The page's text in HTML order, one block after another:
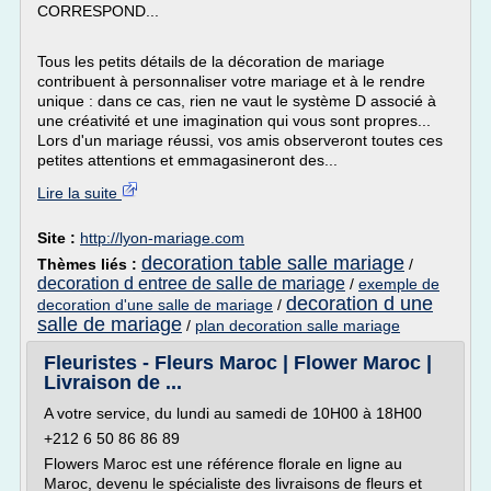
CORRESPOND...
Tous les petits détails de la décoration de mariage
contribuent à personnaliser votre mariage et à le rendre
unique : dans ce cas, rien ne vaut le système D associé à
une créativité et une imagination qui vous sont propres...
Lors d'un mariage réussi, vos amis observeront toutes ces
petites attentions et emmagasineront des...
Lire la suite
Site : http://lyon-mariage.com
Thèmes liés : decoration table salle mariage /
decoration d entree de salle de mariage / exemple de
decoration d'une salle de mariage / decoration d une
salle de mariage / plan decoration salle mariage
Fleuristes - Fleurs Maroc | Flower Maroc |
Livraison de ...
A votre service, du lundi au samedi de 10H00 à 18H00
+212 6 50 86 86 89
Flowers Maroc est une référence florale en ligne au
Maroc, devenu le spécialiste des livraisons de fleurs et